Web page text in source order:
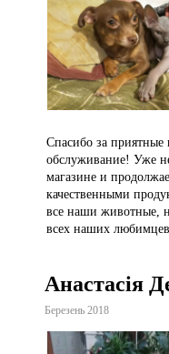
Спасибо за приятные
обслуживание! Уже
магазине и
качественными
все наши животные,
всех наших
Анастасія
Березень 2018